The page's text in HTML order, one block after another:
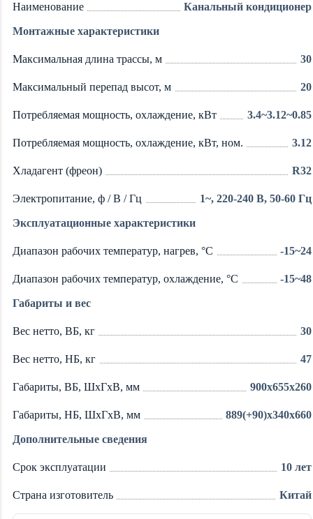
Наименование Канальный кондиционер
Монтажные характеристики
Максимальная длина трассы, м 30
Максимальный перепад высот, м 20
Потребляемая мощность, охлаждение, кВт 3.4~3.12~0.85
Потребляемая мощность, охлаждение, кВт, ном. 3.12
Хладагент (фреон) R32
Электропитание, ф / В / Гц 1~, 220-240 В, 50-60 Гц
Эксплуатационные характеристики
Диапазон рабочих температур, нагрев, °C -15~24
Диапазон рабочих температур, охлаждение, °C -15~48
Габариты и вес
Вес нетто, ВБ, кг 30
Вес нетто, НБ, кг 47
Габариты, ВБ, ШхГхВ, мм 900x655x260
Габариты, НБ, ШхГхВ, мм 889(+90)x340x660
Дополнительные сведения
Срок эксплуатации 10 лет
Страна изготовитель Китай